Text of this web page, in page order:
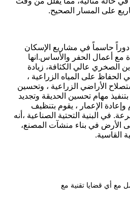
على المسار الصحيح.
دوراً حاسماً في مشاريع الإسكان
مع أعمال الحفر والأساس.انها
الصخري عالي الكثافة، زيادة
الحفاظ على المياه الزراعية ،
الأراضي الزراعية ، وتحسين
مهام تحسين الحديقة وتجديد
وإعادة الإعمار ، يقوم بتنظيف
في البنية التحتية الصناعية ،أنه
الأرض في بناء منشآت المصنع،
القاسية.
مع أي قضايا تقنية مع